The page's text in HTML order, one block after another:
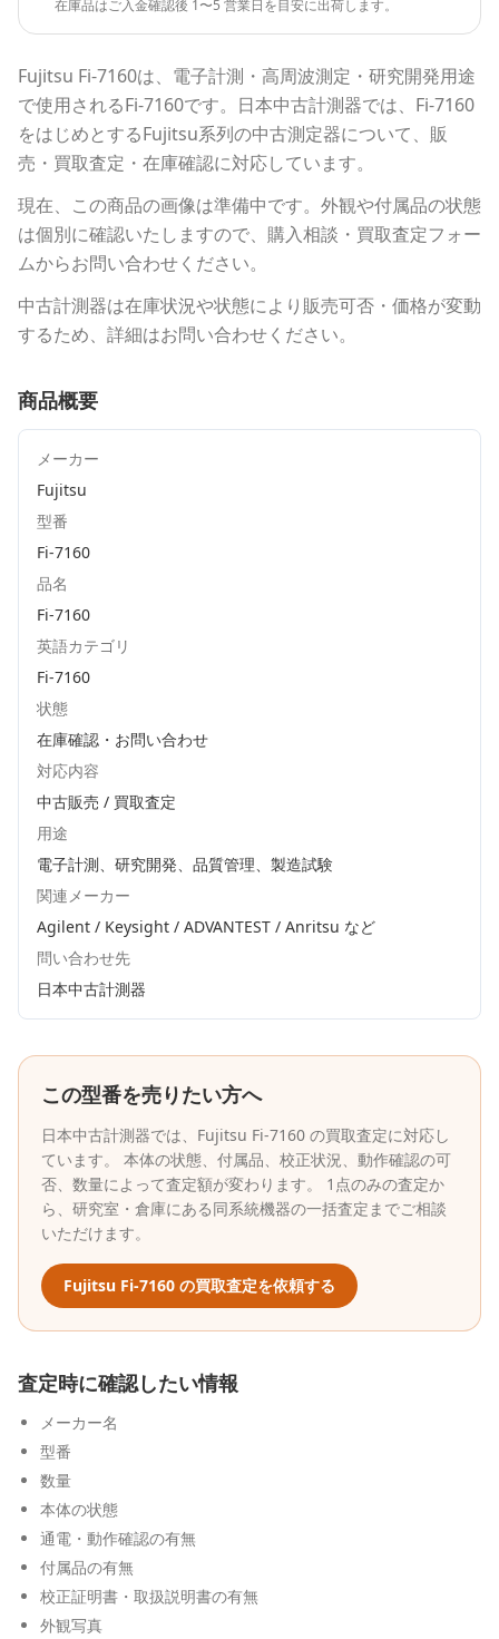
在庫品はご入金確認後 1〜5 営業日を目安に出荷します。
Fujitsu Fi-7160は、電子計測・高周波測定・研究開発用途
で使用されるFi-7160です。 日本中古計測器では、 Fi-7160
をはじめとするFujitsu系列の中古測定器について、販
売・買取査定・在庫確認に対応しています。
現在、この商品の画像は準備中です。外観や付属品の状態
は個別に確認いたしますので、購入相談・買取査定フォー
ムからお問い合わせください。
中古計測器は在庫状況や状態により販売可否・価格が変動
するため、詳細はお問い合わせください。
商品概要
メーカー
Fujitsu
型番
Fi-7160
品名
Fi-7160
英語カテゴリ
Fi-7160
状態
在庫確認・お問い合わせ
対応内容
中古販売 / 買取査定
用途
電子計測、研究開発、品質管理、製造試験
関連メーカー
Agilent / Keysight / ADVANTEST / Anritsu など
問い合わせ先
日本中古計測器
この型番を売りたい方へ
日本中古計測器では、 Fujitsu Fi-7160 の買取査定に対応し
ています。 本体の状態、付属品、校正状況、動作確認の可
否、数量によって査定額が変わります。 1点のみの査定か
ら、研究室・倉庫にある同系統機器の一括査定までご相談
いただけます。
Fujitsu Fi-7160 の買取査定を依頼する
査定時に確認したい情報
メーカー名
型番
数量
本体の状態
通電・動作確認の有無
付属品の有無
校正証明書・取扱説明書の有無
外観写真